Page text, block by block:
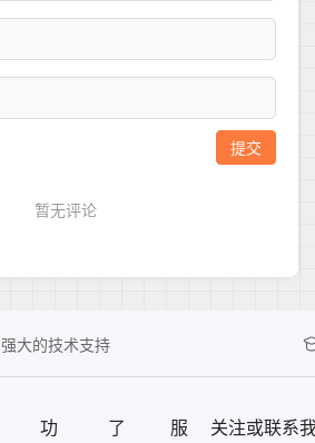
强大的技术支持
功
了
服
关注或联系